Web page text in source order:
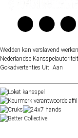
Wedden kan verslavend
Nederlandse Kansspelautoriteit
Gokadvertenties Uit Aan